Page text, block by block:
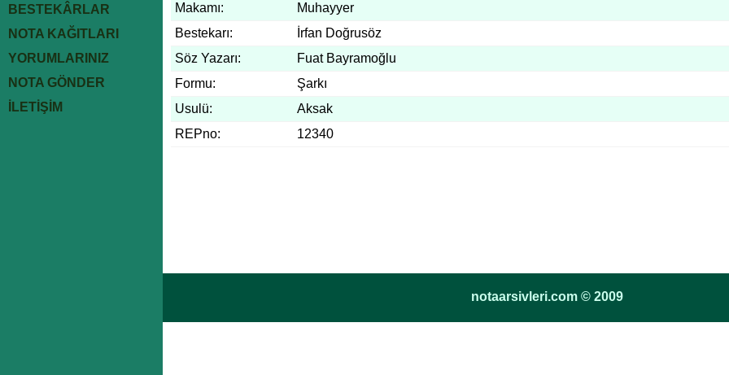
BESTEKÂRLAR
NOTA KAĞITLARI
YORUMLARINIZ
NOTA GÖNDER
İLETİŞİM
Makamı:
Muhayyer
Bestekarı:
İrfan Doğrusöz
Söz Yazarı:
Fuat Bayramoğlu
Formu:
Şarkı
Usulü:
Aksak
REPno:
12340
notaarsivleri.com © 2009